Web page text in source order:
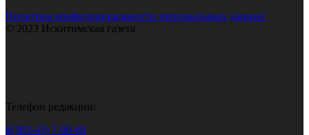
Политика конфиденциальности персональных данных
© 2023 Искитимская газета
Телефон редакции:
8(383-43) 7-90-60